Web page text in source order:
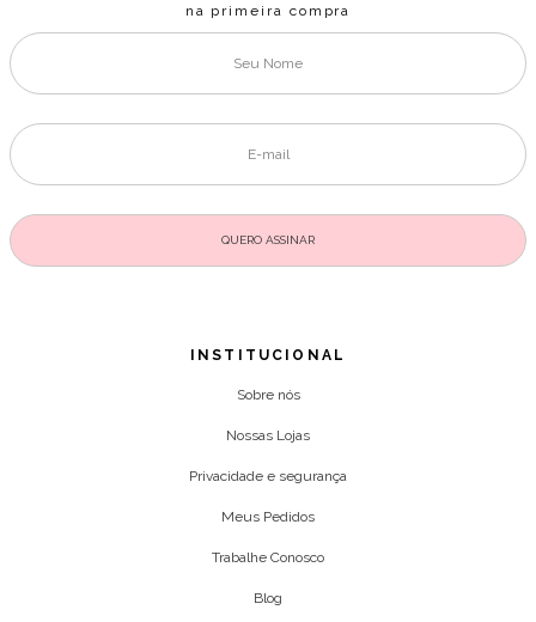
na primeira compra
INSTITUCIONAL
Sobre nós
Nossas Lojas
Privacidade e segurança
Meus Pedidos
Trabalhe Conosco
Blog